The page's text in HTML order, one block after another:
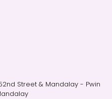
Street & Mandalay - Pwin